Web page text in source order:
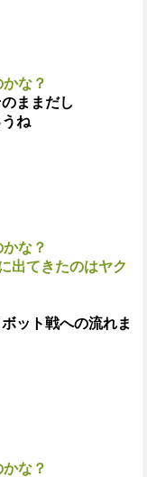
な？
ままだし
ね
な？
出てきたのはヤク
ット戦への流れま
な？